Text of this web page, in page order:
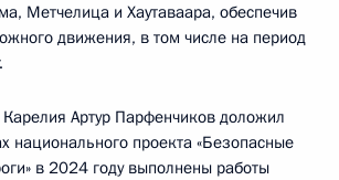
Метчелица и Хаутаваара, обеспечив
движения, в том числе на период
Карелия Артур Парфенчиков доложил
национального проекта «Безопасные
в 2024 году выполнены работы